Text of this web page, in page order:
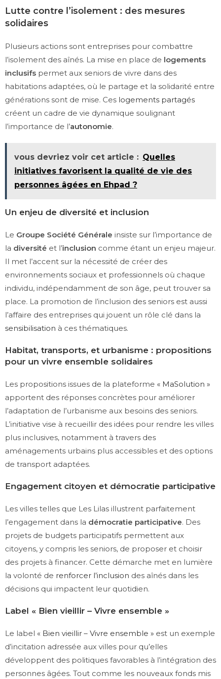
Lutte contre l’isolement : des mesures
solidaires
Plusieurs actions sont entreprises pour combattre
l’isolement des aînés. La mise en place de logements
inclusifs permet aux seniors de vivre dans des
habitations adaptées, où le partage et la solidarité entre
générations sont de mise. Ces logements partagés
créent un cadre de vie dynamique soulignant
l’importance de l’autonomie.
vous devriez voir cet article : Quelles
initiatives favorisent la qualité de vie des
personnes âgées en Ehpad ?
Un enjeu de diversité et inclusion
Le Groupe Société Générale insiste sur l’importance de
la diversité et l’inclusion comme étant un enjeu majeur.
Il met l’accent sur la nécessité de créer des
environnements sociaux et professionnels où chaque
individu, indépendamment de son âge, peut trouver sa
place. La promotion de l’inclusion des seniors est aussi
l’affaire des entreprises qui jouent un rôle clé dans la
sensibilisation à ces thématiques.
Habitat, transports, et urbanisme : propositions
pour un vivre ensemble solidaires
Les propositions issues de la plateforme « MaSolution »
apportent des réponses concrètes pour améliorer
l’adaptation de l’urbanisme aux besoins des seniors.
L’initiative vise à recueillir des idées pour rendre les villes
plus inclusives, notamment à travers des
aménagements urbains plus accessibles et des options
de transport adaptées.
Engagement citoyen et démocratie participative
Les villes telles que Les Lilas illustrent parfaitement
l’engagement dans la démocratie participative. Des
projets de budgets participatifs permettent aux
citoyens, y compris les seniors, de proposer et choisir
des projets à financer. Cette démarche met en lumière
la volonté de renforcer l’inclusion des aînés dans les
décisions qui impactent leur quotidien.
Label « Bien vieillir – Vivre ensemble »
Le label « Bien vieillir – Vivre ensemble » est un exemple
d’incitation adressée aux villes pour qu’elles
développent des politiques favorables à l’intégration des
personnes âgées. Tout comme les nouveaux fonds mis